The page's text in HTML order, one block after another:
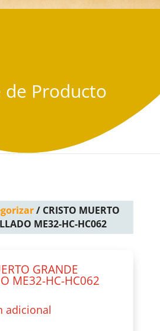
de Producto
/ CRISTO MUERTO
ME32-HC-HC062
GRANDE
ME32-HC-HC062
adicional